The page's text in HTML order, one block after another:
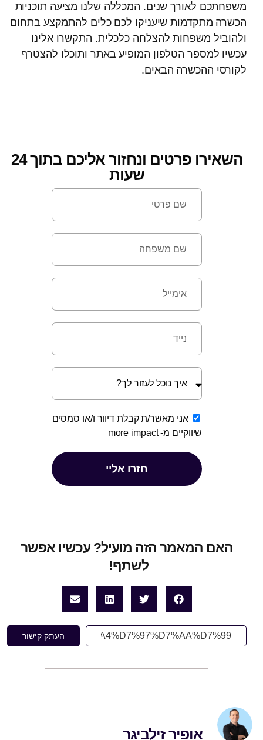
משפחתכם לאורך שנים. המכללה שלנו מציעה תוכניות
הכשרה מתקדמות שיעניקו לכם כלים להתמקצע בתחום
ולהוביל משפחות להצלחה כלכלית. התקשרו אלינו
עכשיו למספר הטלפון המופיע באתר ותוכלו להצטרף
לקורסי ההכשרה הבאים.
השאירו פרטים ונחזור אליכם בתוך 24
שעות
אני מאשר/ת קבלת דיוור ו/או סמסים
שיווקיים מ-more impact
חזרו אליי
האם המאמר הזה מועיל? עכשיו אפשר
לשתף! ‏
העתק קישור
אופיר זילביגר